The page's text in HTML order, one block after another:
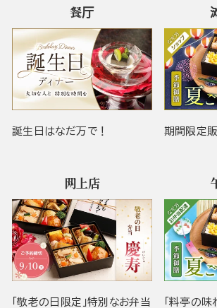
餐厅
誕生日はなだ万で！ 期間限定
网上店
「敬老の日限定」特別なお弁当
「料亭の味